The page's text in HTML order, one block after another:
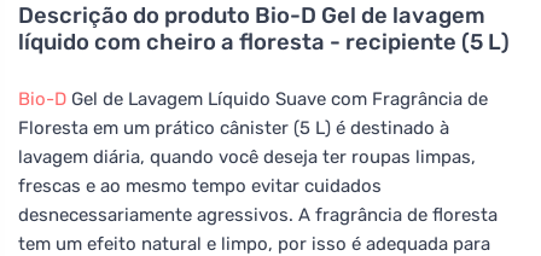
Descrição do produto Bio-D Gel de lavagem
líquido com cheiro a floresta - recipiente (5 L)
Bio-D Gel de Lavagem Líquido Suave com Fragrância de
Floresta em um prático cânister (5 L) é destinado à
lavagem diária, quando você deseja ter roupas limpas,
frescas e ao mesmo tempo evitar cuidados
desnecessariamente agressivos. A fragrância de floresta
tem um efeito natural e limpo, por isso é adequada para